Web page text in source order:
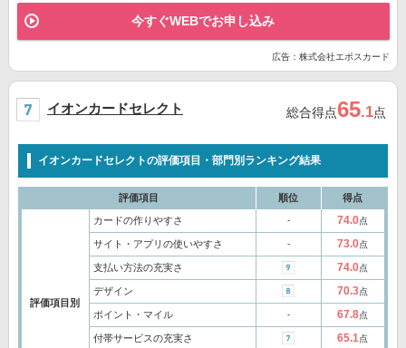
今すぐWEBでお申し込み
広告：株式会社エポスカード
イオンカードセレクト 総合得点65.1点
イオンカードセレクトの評価項目・部門別ランキング結果
評価項目 順位 得点
評価項目別
カードの作りやすさ ‐ 74.0点
サイト・アプリの使いやすさ ‐ 73.0点
支払い方法の充実さ 74.0点
デザイン 70.3点
ポイント・マイル ‐ 67.8点
付帯サービスの充実さ 65.1点